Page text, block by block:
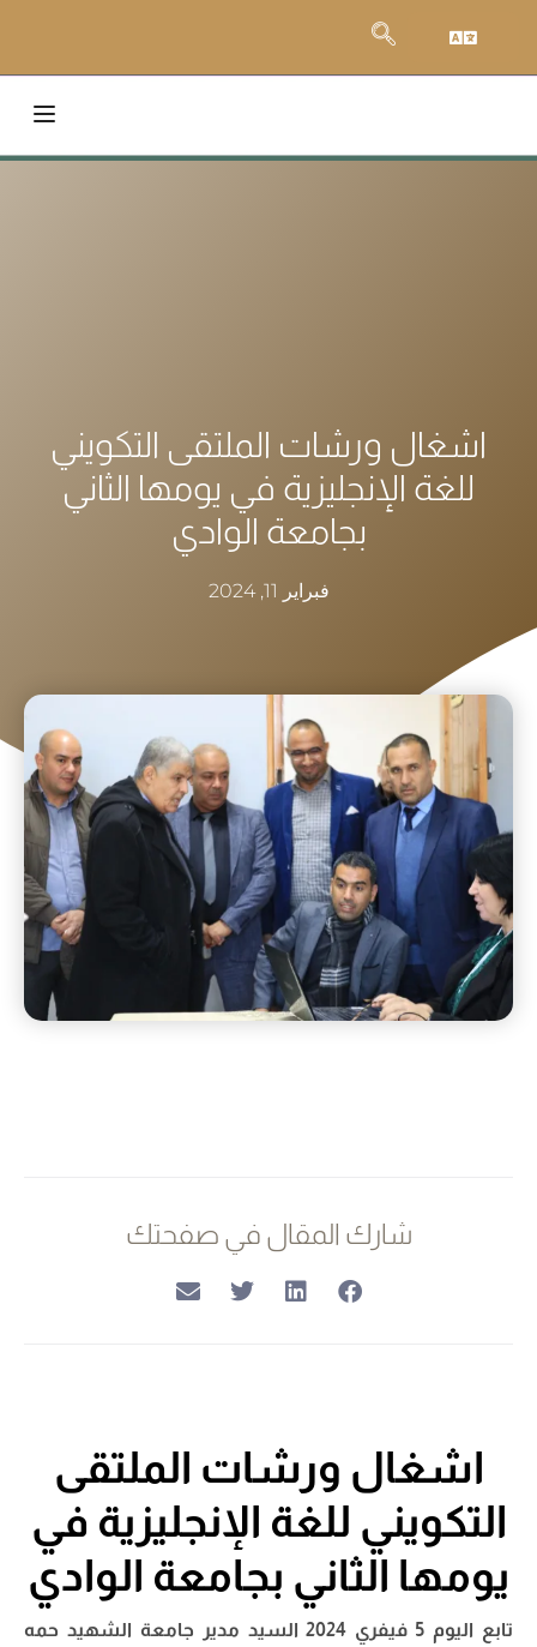
اشغال ورشات الملتقى التكويني
للغة الإنجليزية في يومها الثاني
بجامعة الوادي
فبراير 11, 2024
شارك المقال في صفحتك
اشغال ورشات الملتقى
التكويني للغة الإنجليزية في
يومها الثاني بجامعة الوادي
تابع اليوم 5 فيفري 2024 السيد مدير جامعة الشهيد حمه